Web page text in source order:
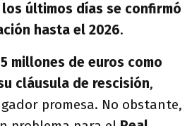
los últimos días se confirmó
hasta el 2026.
millones de euros como
cláusula de rescisión,
promesa. No obstante,